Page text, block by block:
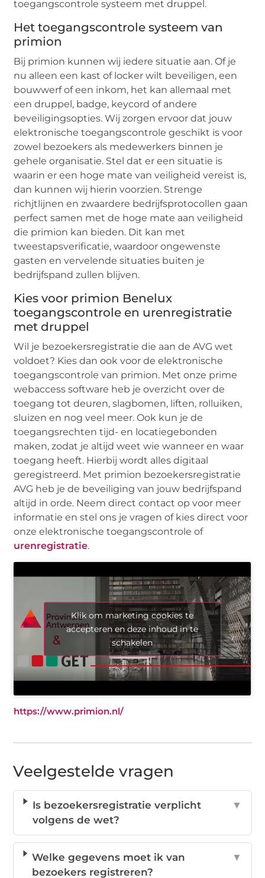
toegangscontrole systeem met druppel.
Het toegangscontrole systeem van
primion
Bij primion kunnen wij iedere situatie aan. Of je
nu alleen een kast of locker wilt beveiligen, een
bouwwerf of een inkom, het kan allemaal met
een druppel, badge, keycord of andere
beveiligingsopties. Wij zorgen ervoor dat jouw
elektronische toegangscontrole geschikt is voor
zowel bezoekers als medewerkers binnen je
gehele organisatie. Stel dat er een situatie is
waarin er een hoge mate van veiligheid vereist is,
dan kunnen wij hierin voorzien. Strenge
richjtlijnen en zwaardere bedrijfsprotocollen gaan
perfect samen met de hoge mate aan veiligheid
die primion kan bieden. Dit kan met
tweestapsverificatie, waardoor ongewenste
gasten en vervelende situaties buiten je
bedrijfspand zullen blijven.
Kies voor primion Benelux
toegangscontrole en urenregistratie
met druppel
Wil je bezoekersregistratie die aan de AVG wet
voldoet? Kies dan ook voor de elektronische
toegangscontrole van primion. Met onze prime
webaccess software heb je overzicht over de
toegang tot deuren, slagbomen, liften, rolluiken,
sluizen en nog veel meer. Ook kun je de
toegangsrechten tijd- en locatiegebonden
maken, zodat je altijd weet wie wanneer en waar
toegang heeft. Hierbij wordt alles digitaal
geregistreerd. Met primion bezoekersregistratie
AVG heb je de beveiliging van jouw bedrijfspand
altijd in orde. Neem direct contact op voor meer
informatie en stel ons je vragen of kies direct voor
onze elektronische toegangscontrole of
urenregistratie.
Klik om marketing cookies te
accepteren en deze inhoud in te
schakelen
https://www.primion.nl/
Veelgestelde vragen
Is bezoekersregistratie verplicht
volgens de wet?
▼
Welke gegevens moet ik van
bezoekers registreren?
▼